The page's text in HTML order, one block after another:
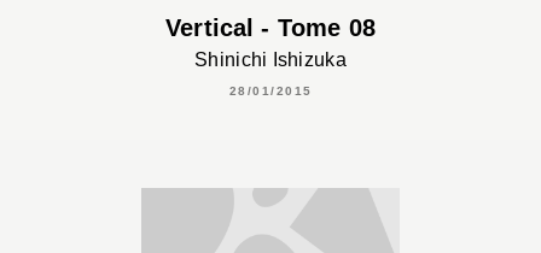
Vertical - Tome 08
Shinichi Ishizuka
28/01/2015